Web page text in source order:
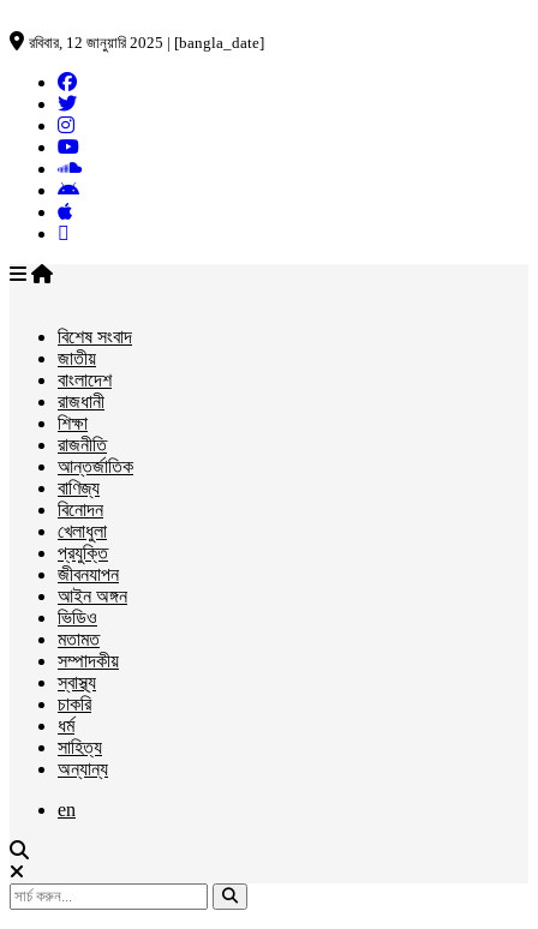
রবিবার, 12 জানুয়ারি 2025 | [bangla_date]
বিশেষ সংবাদ
জাতীয়
বাংলাদেশ
রাজধানী
শিক্ষা
রাজনীতি
আন্তর্জাতিক
বাণিজ্য
বিনোদন
খেলাধুলা
প্রযুক্তি
জীবনযাপন
আইন অঙ্গন
ভিডিও
মতামত
সম্পাদকীয়
স্বাস্থ্য
চাকরি
ধর্ম
সাহিত্য
অন্যান্য
en